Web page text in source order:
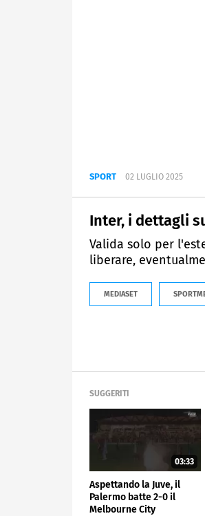
SPORT 02 LUGLIO 2025
Inter, i dettagli
Valida solo per
liberare,
MEDIASET
SUGGERITI
03:33
Aspettando la Juve, il
Palermo batte 2-0 il
Melbourne City